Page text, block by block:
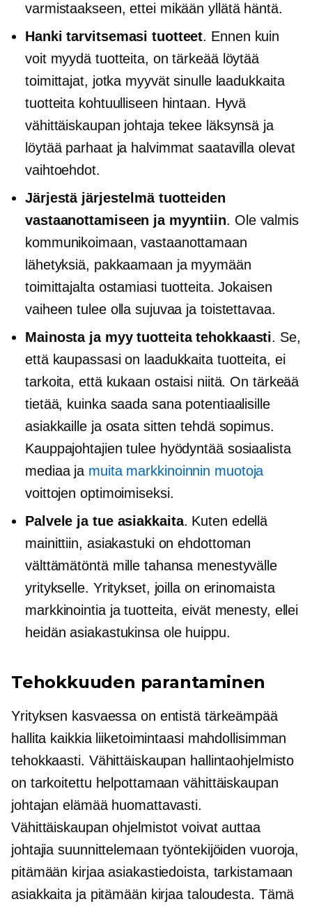
varmistaakseen, ettei mikään yllätä häntä.
Hanki tarvitsemasi tuotteet. Ennen kuin
voit myydä tuotteita, on tärkeää löytää
toimittajat, jotka myyvät sinulle laadukkaita
tuotteita kohtuulliseen hintaan. Hyvä
vähittäiskaupan johtaja tekee läksynsä ja
löytää parhaat ja halvimmat saatavilla olevat
vaihtoehdot.
Järjestä järjestelmä tuotteiden
vastaanottamiseen ja myyntiin. Ole valmis
kommunikoimaan, vastaanottamaan
lähetyksiä, pakkaamaan ja myymään
toimittajalta ostamiasi tuotteita. Jokaisen
vaiheen tulee olla sujuvaa ja toistettavaa.
Mainosta ja myy tuotteita tehokkaasti. Se,
että kaupassasi on laadukkaita tuotteita, ei
tarkoita, että kukaan ostaisi niitä. On tärkeää
tietää, kuinka saada sana potentiaalisille
asiakkaille ja osata sitten tehdä sopimus.
Kauppajohtajien tulee hyödyntää sosiaalista
mediaa ja muita markkinoinnin muotoja
voittojen optimoimiseksi.
Palvele ja tue asiakkaita. Kuten edellä
mainittiin, asiakastuki on ehdottoman
välttämätöntä mille tahansa menestyvälle
yritykselle. Yritykset, joilla on erinomaista
markkinointia ja tuotteita, eivät menesty, ellei
heidän asiakastukinsa ole huippu.
Tehokkuuden parantaminen
Yrityksen kasvaessa on entistä tärkeämpää
hallita kaikkia liiketoimintaasi mahdollisimman
tehokkaasti. Vähittäiskaupan hallintaohjelmisto
on tarkoitettu helpottamaan vähittäiskaupan
johtajan elämää huomattavasti.
Vähittäiskaupan ohjelmistot voivat auttaa
johtajia suunnittelemaan työntekijöiden vuoroja,
pitämään kirjaa asiakastiedoista, tarkistamaan
asiakkaita ja pitämään kirjaa taloudesta. Tämä